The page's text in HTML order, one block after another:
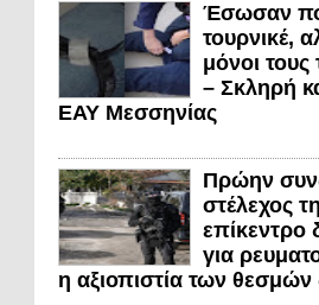
Έσωσαν
τουρνικέ,
μόνοι τους
– Σκληρή
ΕΑΥ Μεσσηνίας
Πρώην
στέλεχος
επίκεντρο
για
η αξιοπιστία των θεσμών